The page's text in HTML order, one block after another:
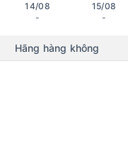
14/08
-
15/08
-
Hãng hàng không